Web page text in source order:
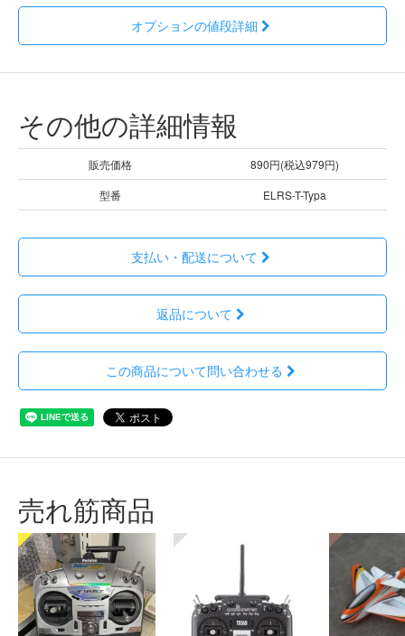
オプションの値段詳細
その他の詳細情報
販売価格
890円(税込979円)
型番
ELRS-T-Typa
支払い・配送について
返品について
この商品について問い合わせる
売れ筋商品